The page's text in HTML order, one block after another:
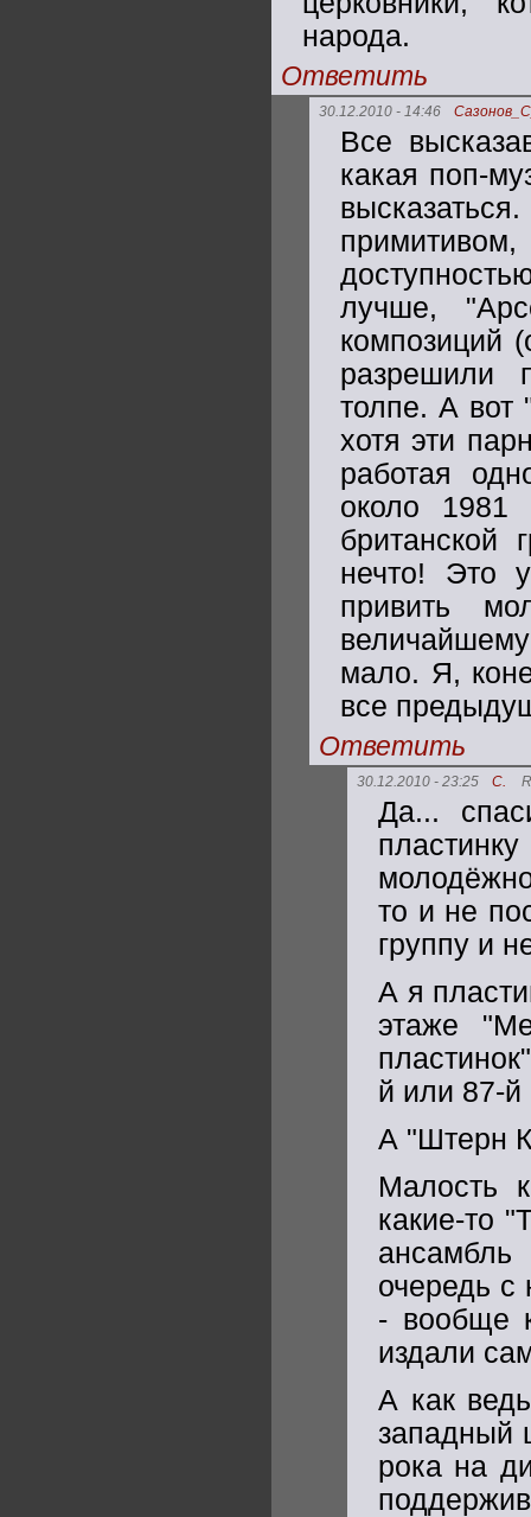
народа.
Ответить
30.12.2010 - 14:46
Все
какая поп-
лучше,
композиций
разрешили
толпе. А вот
хотя эти
работая
около 1981
нечто! Это
привить
мало. Я,
все
Ответить
30.12.2010 - 23:25 С.
Да...
то и не
группу и
А я
этаже
й или 87-й
А "Штерн
Малость
какие-то
очередь
- вообще
издали
А как
западный
рока на